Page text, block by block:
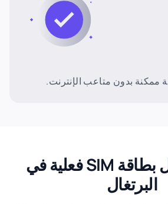
ممكنة بدون متاعب الإنترنت.
eSIM مقابل بطاقة SIM فعلية في
البرتغال